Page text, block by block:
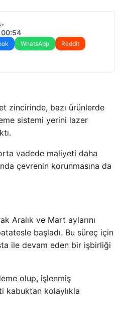
•
WhatsApp
Reddit
zincirinde, bazı ürünlerde
sistemi yerini lazer
vadede maliyeti daha
çevrenin korunmasına da
Aralık ve Mart aylarını
başladı. Bu süreç için
ile devam eden bir işbirliği
olup, işlenmiş
kabuktan kolaylıkla